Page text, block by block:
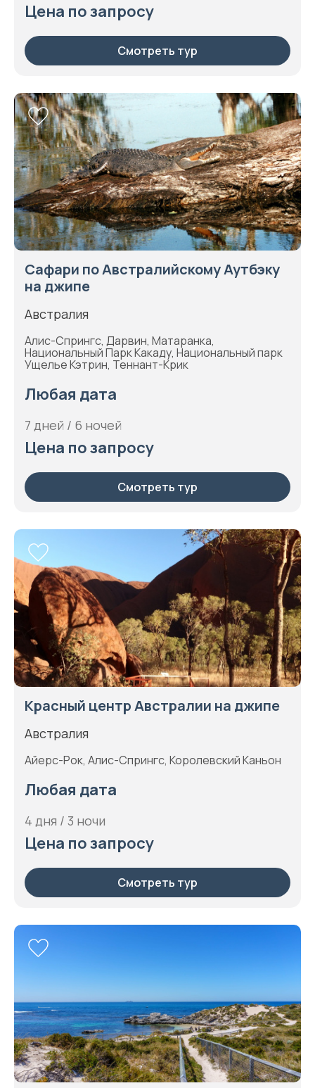
Цена по запросу
Смотреть тур
Сафари по Австралийскому Аутбэку
на джипе
Австралия
Алис-Спрингс, Дарвин, Матаранка,
Национальный Парк Какаду, Национальный парк
Ущелье Кэтрин, Теннант-Крик
Любая дата
7 дней / 6 ночей
Цена по запросу
Смотреть тур
Красный центр Австралии на джипе
Австралия
Айерс-Рок, Алис-Спрингс, Королевский Каньон
Любая дата
4 дня / 3 ночи
Цена по запросу
Смотреть тур